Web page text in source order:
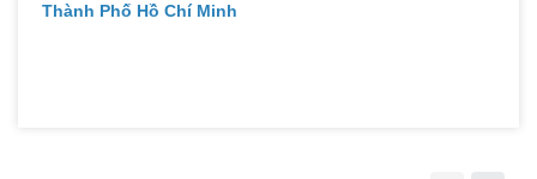
Thành Phố Hồ Chí Minh